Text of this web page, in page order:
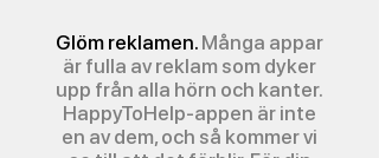
Glöm reklamen. Många appar
är fulla av reklam som dyker
upp från alla hörn och kanter.
HappyToHelp-appen är inte
en av dem, och så kommer vi